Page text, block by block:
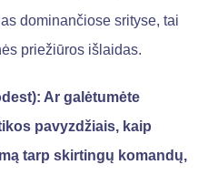
dominančiose srityse, tai
priežiūros išlaidas.
Ar galėtumėte
pavyzdžiais, kaip
tarp skirtingų komandų,